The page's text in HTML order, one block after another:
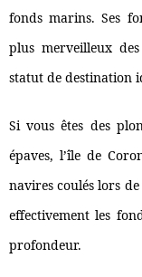
fonds marins. Ses
plus merveilleux
statut de destination
Si vous êtes des
épaves, l’île de
navires coulés lors
effectivement les
profondeur.